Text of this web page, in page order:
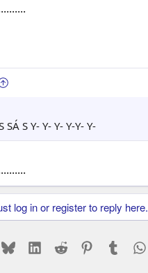
S Y- Y- Y- Y-Y- Y-
log in or register to reply here.
BlueskyLinkedIn
Reddit PinterestTumblr